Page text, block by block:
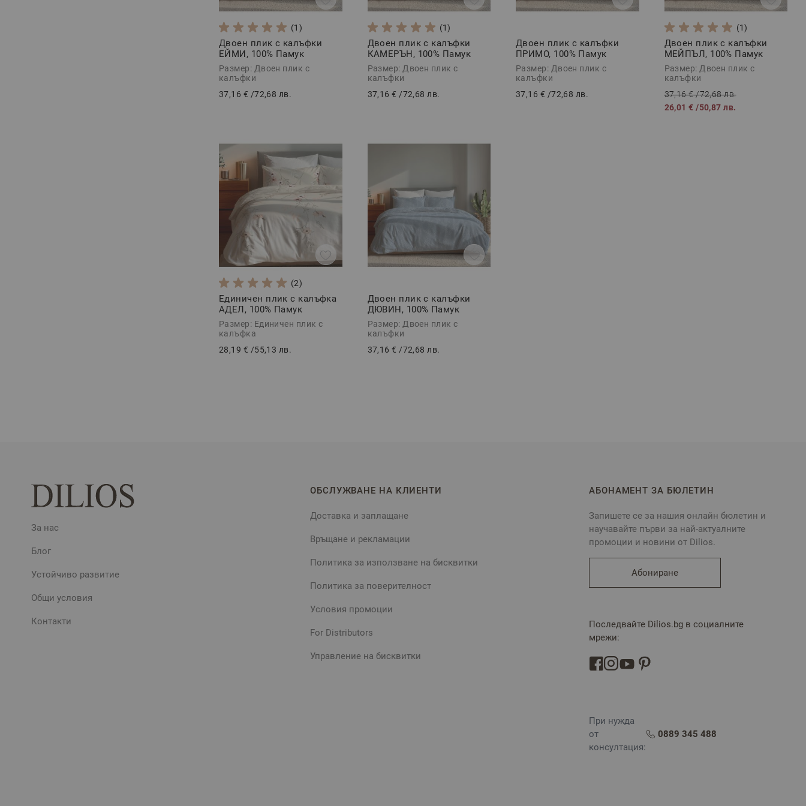
(1)
Двоен плик с калъфки
ЕЙМИ, 100% Памук
Ранфорс, 3 части
Размер: Двоен плик с
калъфки
37,16 € /72,68 лв.
(1)
Двоен плик с калъфки
КАМЕРЪН, 100% Памук
Ранфорс, 3 части
Размер: Двоен плик с
калъфки
37,16 € /72,68 лв.
Двоен плик с калъфки
ПРИМО, 100% Памук
Ранфорс, 3 части
Размер: Двоен плик с
калъфки
37,16 € /72,68 лв.
(1)
Двоен плик с калъфки
МЕЙПЪЛ, 100% Памук
Ранфорс, 3 части
Размер: Двоен плик с
калъфки
37,16 €/72,68 лв.
26,01 € /50,87 лв.
(2)
Единичен плик с калъфка
АДЕЛ, 100% Памук
Ранфорс, 2 части
Размер: Единичен плик с
калъфка
28,19 € /55,13 лв.
Двоен плик с калъфки
ДЮВИН, 100% Памук
Ранфорс, 3 части
Размер: Двоен плик с
калъфки
37,16 € /72,68 лв.
За нас
Блог
Устойчиво развитие
Общи условия
Контакти
ОБСЛУЖВАНЕ НА КЛИЕНТИ
Доставка и заплащане
Връщане и рекламации
Политика за използване на бисквитки
Политика за поверителност
Условия промоции
For Distributors
Управление на бисквитки
АБОНАМЕНТ ЗА БЮЛЕТИН
Запишете се за нашия онлайн бюлетин и
научавайте първи за най-актуалните
промоции и новини от Dilios.
Абониране
Последвайте Dilios.bg в социалните
мрежи:
При нужда
от
консултация:
0889 345 488